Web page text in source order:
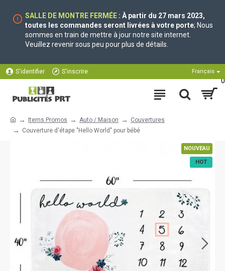
SALLE DE MONTRE FERMÉE : À partir du 27 mars 2023,
toutes les commandes seront livrées à votre porte; Nous
sommes en train de mettre à jour notre site internet.
Veuillez revenir sous peu pour plus de détails.
S'identifier S'inscrire Français
0
Items Promos Auto / Maison
Couvertures
Couverture d'étape "Hello World" pour bébé
NOUVEAU
HOT